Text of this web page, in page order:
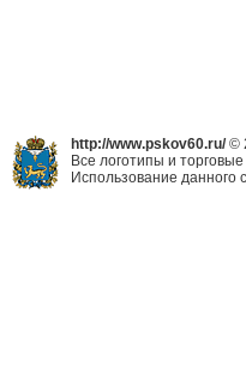
http://www.pskov60.ru/©
Все логотипы и
Использование данного